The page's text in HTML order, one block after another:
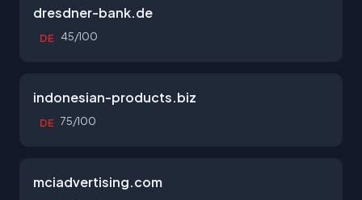
dresdner-bank.de
DE 45/100
indonesian-products.biz
DE 75/100
mciadvertising.com